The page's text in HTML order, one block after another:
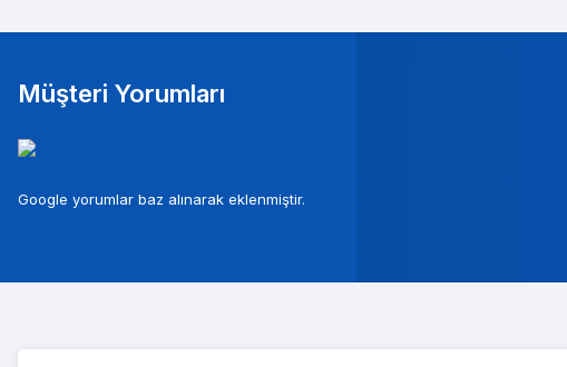
Müşteri Yorumları
Google yorumlar baz alınarak eklenmiştir.